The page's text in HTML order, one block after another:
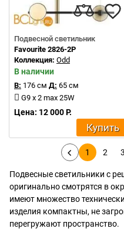
Подвесной светильник
Favourite 2826-2P
Коллекция: Odd
В наличии
В: 176 см Д: 65 см
G9 x 2 max 25W
Цена: 12 000 Р.
Купить
1 2 3
Подвесные светильники с
оригинально смотрятся в
имеют множество
изделия компактны, не
перегружают пространство.